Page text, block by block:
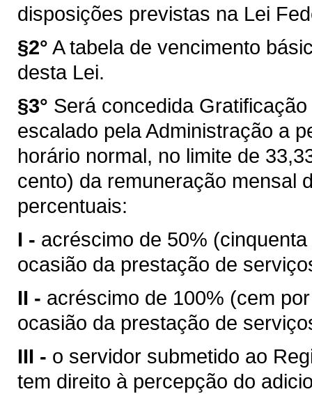
disposições previstas na Lei
§2° A tabela de vencimento
desta Lei.
§3° Será concedida
escalado pela Administração a
horário normal, no limite de
cento) da remuneração mensal
percentuais:
I - acréscimo de 50%
ocasião da prestação de
II - acréscimo de 100% (cem
ocasião da prestação de
III - o servidor submetido ao
tem direito à percepção do